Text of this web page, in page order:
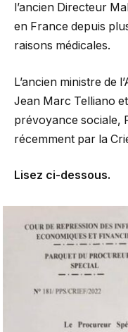
l’ancien Directeur
en France depuis
raisons médicales.
L’ancien ministre de
Jean Marc Telliano
prévoyance sociale,
récemment par la
Lisez ci-dessous.